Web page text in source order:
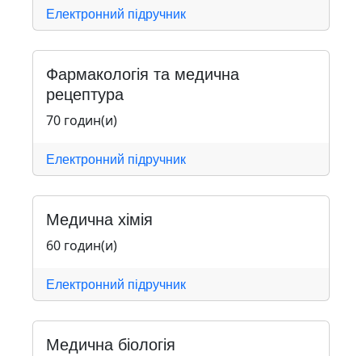
Електронний підручник
Фармакологія та медична
рецептура
70 годин(и)
Електронний підручник
Медична хімія
60 годин(и)
Електронний підручник
Медична біологія